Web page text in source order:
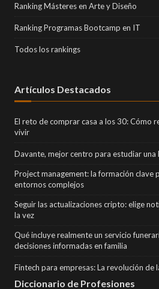
Ranking Másteres en Arte y Diseño
Ranking Programas Bootcamp en IT
Todos los rankings
Artículos Destacados
El reto de comprar casa a los 30: Cómo
vivir
Davante, mejor centro para estudiar una
Project management: la formación clave
entornos complejos
Seguir las actualizaciones cripto: elige
la vez
Qué incluye realmente un servicio
decisiones informadas en familia
Fintech para empresas: La revolución de
Diccionario de Profesiones